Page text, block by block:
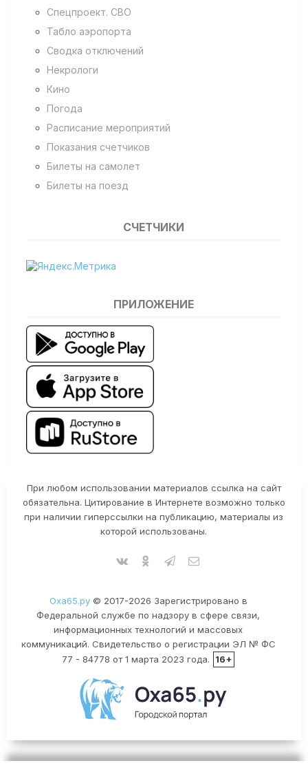
Спецпроект. СВО
Табло аэропорта
Сводка отключений
Некрологи
Кино
Погода
Расписание мероприятий
Показания счетчиков
Билеты на самолет
Билеты на поезд
СЧЕТЧИКИ
ПРИЛОЖЕНИЕ
При любом использовании материалов ссылка на сайт
обязательна. Цитирование в Интернете возможно только
при наличии гиперссылки на публикацию, материалы из
которой использованы.
Оха65.ру© 2017-2026 Зарегистрировано в
Федеральной службе по надзору в сфере связи,
информационных технологий и массовых
коммуникаций. Свидетельство о регистрации ЭЛ № ФС
77 - 84778 от 1 марта 2023 года.
16+